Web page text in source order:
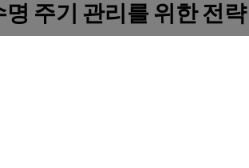
주기 관리를 위한 전략